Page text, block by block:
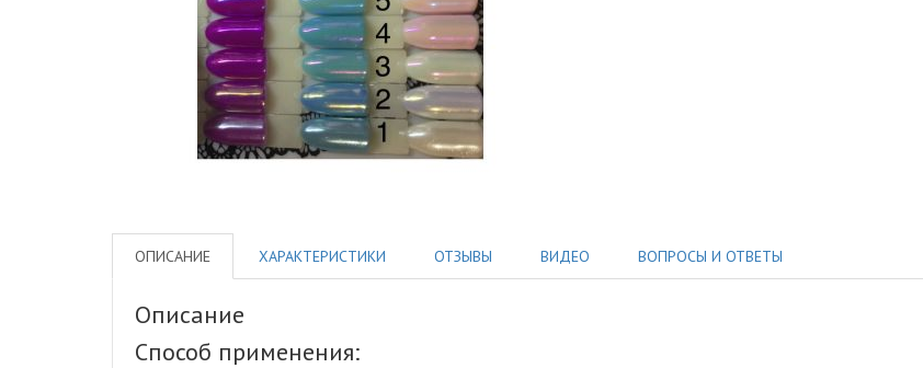
ОПИСАНИЕ ХАРАКТЕРИСТИКИ ОТЗЫВЫ ВИДЕО ВОПРОСЫ И ОТВЕТЫ
Описание
Способ применения: